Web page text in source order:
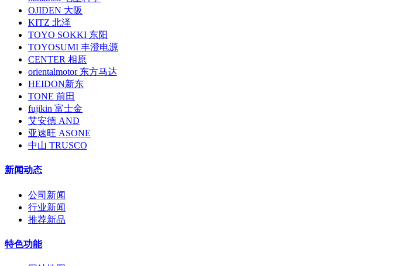
OJIDEN 大阪
KITZ 北泽
TOYO SOKKI 东阳
TOYOSUMI 丰澄电源
CENTER 相原
orientalmotor 东方马达
HEIDON新东
TONE 前田
fujikin 富士金
艾安德 AND
亚速旺 ASONE
中山 TRUSCO
新闻动态
公司新闻
行业新闻
推荐新品
特色功能